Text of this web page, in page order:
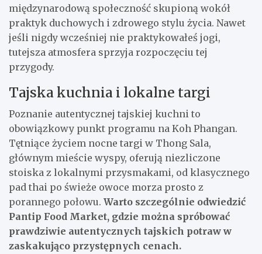
międzynarodową społeczność skupioną wokół
praktyk duchowych i zdrowego stylu życia. Nawet
jeśli nigdy wcześniej nie praktykowałeś jogi,
tutejsza atmosfera sprzyja rozpoczęciu tej
przygody.
Tajska kuchnia i lokalne targi
Poznanie autentycznej tajskiej kuchni to
obowiązkowy punkt programu na Koh Phangan.
Tętniące życiem nocne targi w Thong Sala,
głównym mieście wyspy, oferują niezliczone
stoiska z lokalnymi przysmakami, od klasycznego
pad thai po świeże owoce morza prosto z
porannego połowu. Warto szczególnie odwiedzić
Pantip Food Market, gdzie można spróbować
prawdziwie autentycznych tajskich potraw w
zaskakująco przystępnych cenach.